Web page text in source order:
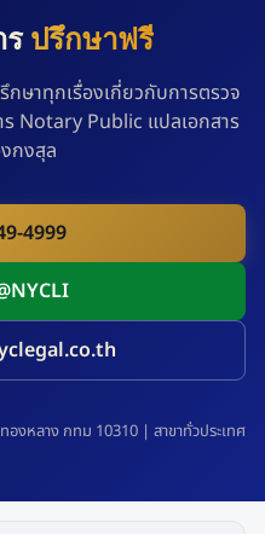
รปรึกษาฟรี
ษาทุกเรื่องเกี่ยวกับการตรวจ
Notary Public แปลเอกสาร
กงสุล
4999
งหลาง กทม 10310 | สาขาทั่วประเทศ